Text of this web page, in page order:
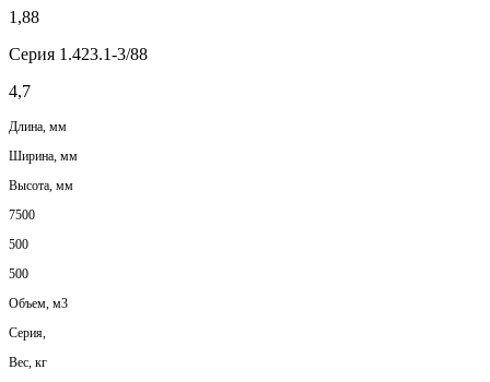
1,88
Серия 1.423.1-3/88
4,7
Длина, мм
Ширина, мм
Высота, мм
7500
500
500
Объем, м3
Серия,
Вес, кг